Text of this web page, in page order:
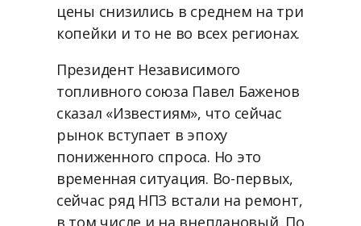
цены снизились в среднем на три
копейки и то не во всех регионах.
Президент Независимого
топливного союза Павел Баженов
сказал «Известиям», что сейчас
рынок вступает в эпоху
пониженного спроса. Но это
временная ситуация. Во-первых,
сейчас ряд НПЗ встали на ремонт,
в том числе и на внеплановый. По